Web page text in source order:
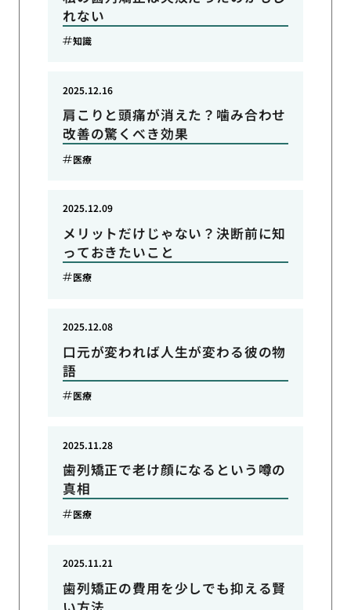
れない
知識
肩こりと頭痛が消えた？噛み合わせ
改善の驚くべき効果
2025.12.16
医療
メリットだけじゃない？決断前に知
っておきたいこと
2025.12.09
医療
口元が変われば人生が変わる彼の物
語
2025.12.08
医療
歯列矯正で老け顔になるという噂の
真相
2025.11.28
医療
歯列矯正の費用を少しでも抑える賢
2025.11.21